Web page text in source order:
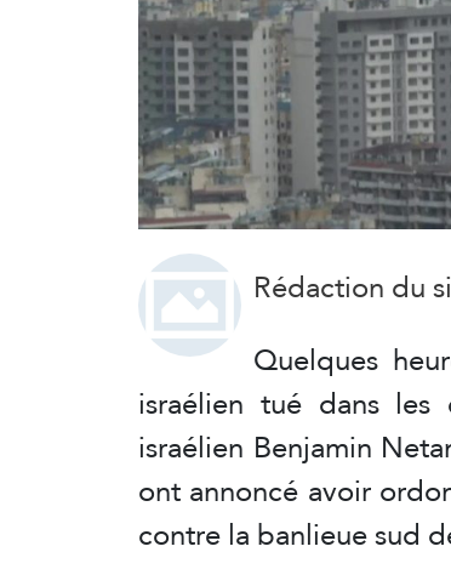
Rédaction du
Quelques
israélien tué dans
israélien Benjamin
ont annoncé avoir
contre la banlieue sud